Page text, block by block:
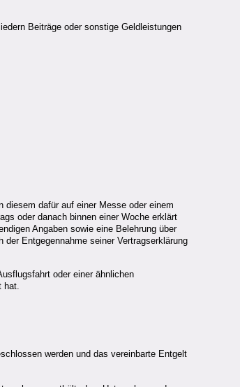
Beiträge oder sonstige Geldleistungen
diesem dafür auf einer Messe oder einem
oder danach binnen einer Woche erklärt
Angaben sowie eine Belehrung über
Entgegennahme seiner Vertragserklärung
oder einer ähnlichen
werden und das vereinbarte Entgelt